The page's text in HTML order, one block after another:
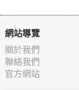
網站導覽
關於我們
聯絡我們
官方網站